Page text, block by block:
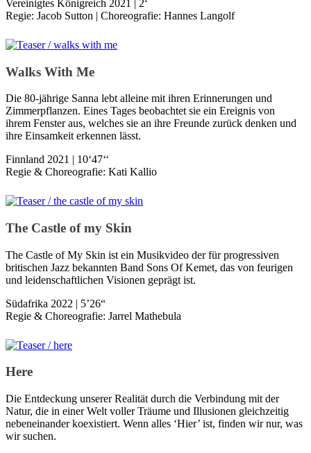
Vereinigtes Königreich 2021 | 2‘
Regie: Jacob Sutton | Choreografie: Hannes Langolf
Walks With Me
Die 80-jährige Sanna lebt alleine mit ihren Erinnerungen und
Zimmerpflanzen. Eines Tages beobachtet sie ein Ereignis von
ihrem Fenster aus, welches sie an ihre Freunde zurück denken und
ihre Einsamkeit erkennen lässt.
Finnland 2021 | 10‘47‘‘
Regie & Choreografie: Kati Kallio
The Castle of my Skin
The Castle of My Skin ist ein Musikvideo der für progressiven
britischen Jazz bekannten Band Sons Of Kemet, das von feurigen
und leidenschaftlichen Visionen geprägt ist.
Südafrika 2022 | 5’26“
Regie & Choreografie: Jarrel Mathebula
Here
Die Entdeckung unserer Realität durch die Verbindung mit der
Natur, die in einer Welt voller Träume und Illusionen gleichzeitig
nebeneinander koexistiert. Wenn alles ‘Hier’ ist, finden wir nur, was
wir suchen.